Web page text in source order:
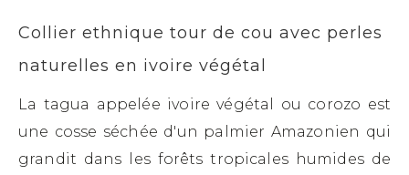
Collier ethnique tour de cou avec perles
naturelles en ivoire végétal
La tagua appelée ivoire végétal ou corozo est
une cosse séchée d'un palmier Amazonien qui
grandit dans les forêts tropicales humides de